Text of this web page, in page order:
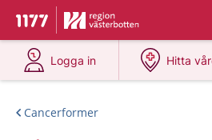
Till startsidan för 1177
Du har valt region
Logga in
på 1177.se
Hitta
på
Cancerformer